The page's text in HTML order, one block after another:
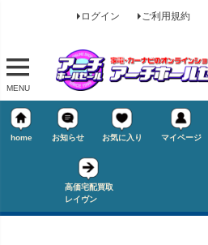
ログイン ご利用規約
MENU
home お知らせ お気に入り マイページ
高価宅配買取
レイヴン